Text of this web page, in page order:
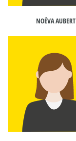
NOËVA AUBERT